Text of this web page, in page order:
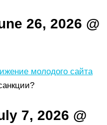
26, 2026 @
молодого сайта
7, 2026 @